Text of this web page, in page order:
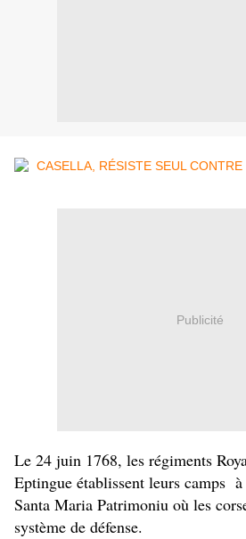
Publicité
Le 24 juin 1768, les régiments
Eptingue établissent leurs camps
Santa Maria Patrimoniu où les
système de défense.